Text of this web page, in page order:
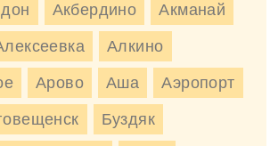
Акбердино Акманай
Алкино
Арово Аша Аэропорт
Буздяк
В ЧЕКМАГУШЕ
быстро и по действительно
Цена, руб/м3